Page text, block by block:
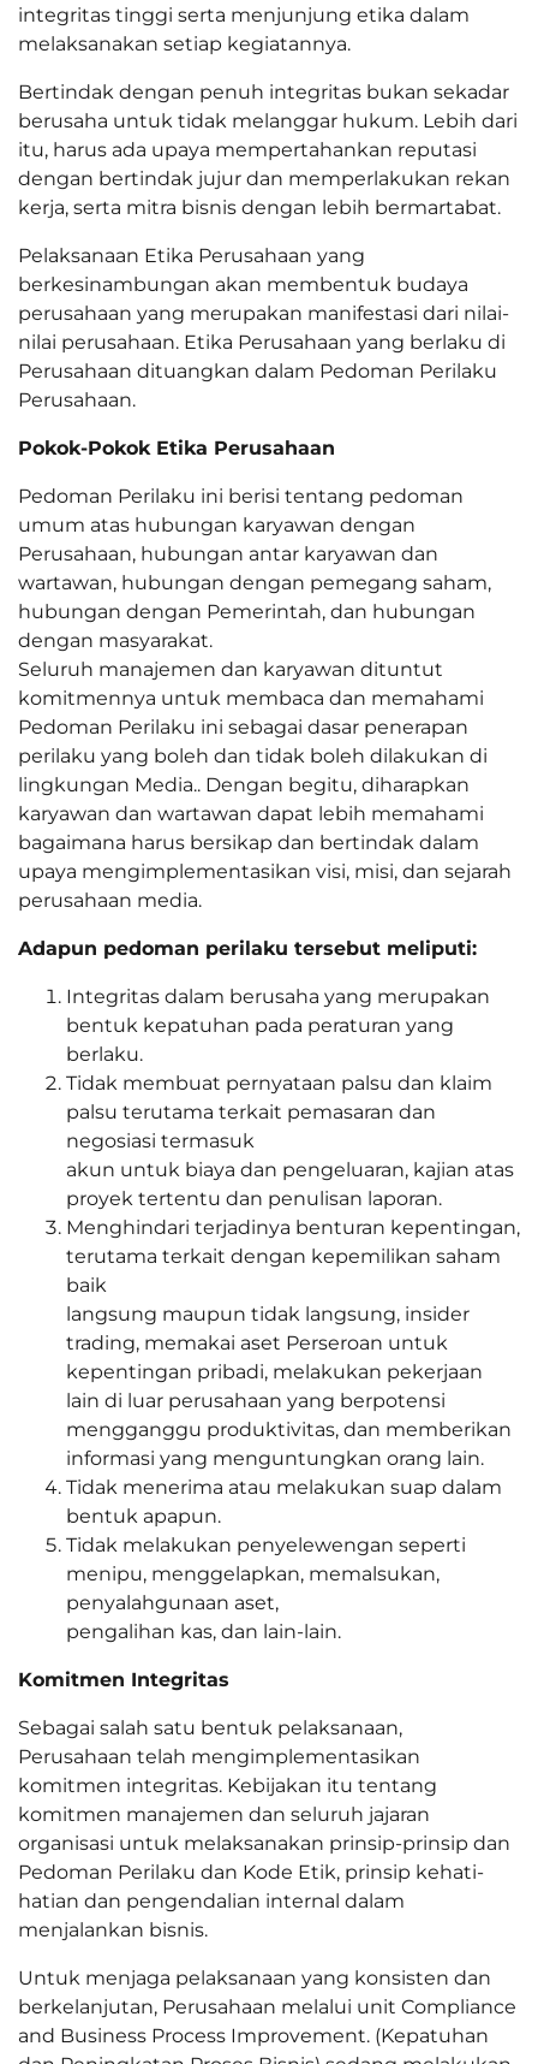
integritas tinggi serta menjunjung etika dalam
melaksanakan setiap kegiatannya.
Bertindak dengan penuh integritas bukan sekadar
berusaha untuk tidak melanggar hukum. Lebih dari
itu, harus ada upaya mempertahankan reputasi
dengan bertindak jujur dan memperlakukan rekan
kerja, serta mitra bisnis dengan lebih bermartabat.
Pelaksanaan Etika Perusahaan yang
berkesinambungan akan membentuk budaya
perusahaan yang merupakan manifestasi dari nilai-
nilai perusahaan. Etika Perusahaan yang berlaku di
Perusahaan dituangkan dalam Pedoman Perilaku
Perusahaan.
Pokok-Pokok Etika Perusahaan
Pedoman Perilaku ini berisi tentang pedoman
umum atas hubungan karyawan dengan
Perusahaan, hubungan antar karyawan dan
wartawan, hubungan dengan pemegang saham,
hubungan dengan Pemerintah, dan hubungan
dengan masyarakat.
Seluruh manajemen dan karyawan dituntut
komitmennya untuk membaca dan memahami
Pedoman Perilaku ini sebagai dasar penerapan
perilaku yang boleh dan tidak boleh dilakukan di
lingkungan Media.. Dengan begitu, diharapkan
karyawan dan wartawan dapat lebih memahami
bagaimana harus bersikap dan bertindak dalam
upaya mengimplementasikan visi, misi, dan sejarah
perusahaan media.
Adapun pedoman perilaku tersebut meliputi:
Integritas dalam berusaha yang merupakan
bentuk kepatuhan pada peraturan yang
berlaku.
Tidak membuat pernyataan palsu dan klaim
palsu terutama terkait pemasaran dan
negosiasi termasuk
akun untuk biaya dan pengeluaran, kajian atas
proyek tertentu dan penulisan laporan.
Menghindari terjadinya benturan kepentingan,
terutama terkait dengan kepemilikan saham
baik
langsung maupun tidak langsung, insider
trading, memakai aset Perseroan untuk
kepentingan pribadi, melakukan pekerjaan
lain di luar perusahaan yang berpotensi
mengganggu produktivitas, dan memberikan
informasi yang menguntungkan orang lain.
Tidak menerima atau melakukan suap dalam
bentuk apapun.
Tidak melakukan penyelewengan seperti
menipu, menggelapkan, memalsukan,
penyalahgunaan aset,
pengalihan kas, dan lain-lain.
Komitmen Integritas
Sebagai salah satu bentuk pelaksanaan,
Perusahaan telah mengimplementasikan
komitmen integritas. Kebijakan itu tentang
komitmen manajemen dan seluruh jajaran
organisasi untuk melaksanakan prinsip-prinsip dan
Pedoman Perilaku dan Kode Etik, prinsip kehati-
hatian dan pengendalian internal dalam
menjalankan bisnis.
Untuk menjaga pelaksanaan yang konsisten dan
berkelanjutan, Perusahaan melalui unit Compliance
and Business Process Improvement. (Kepatuhan